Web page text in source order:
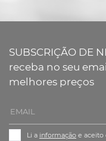
SUBSCRIÇÃO DE
receba no seu
melhores preços
Li a informação e aceito